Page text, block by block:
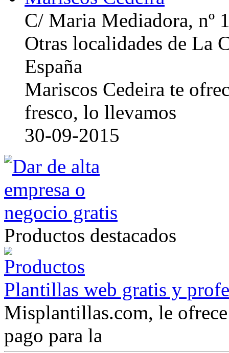
C/ Maria Mediadora, nº
Otras localidades de La
España
Mariscos Cedeira te
fresco, lo llevamos
30-09-2015
Productos destacados
Plantillas web gratis y
Misplantillas.com, le
pago para la